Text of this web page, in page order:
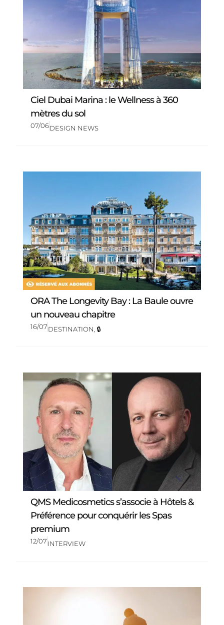
Ciel Dubai Marina : le Wellness à 360
mètres du sol
07/06DESIGN NEWS
ORA The Longevity Bay : La Baule ouvre
un nouveau chapitre
16/07DESTINATION 🔒
QMS Medicosmetics s’associe à Hôtels &
Préférence pour conquérir les Spas
premium
12/07INTERVIEW